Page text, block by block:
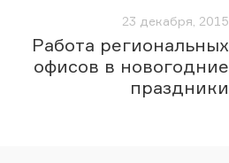
23 декабря, 2015
Работа региональных
офисов в новогодние
праздники